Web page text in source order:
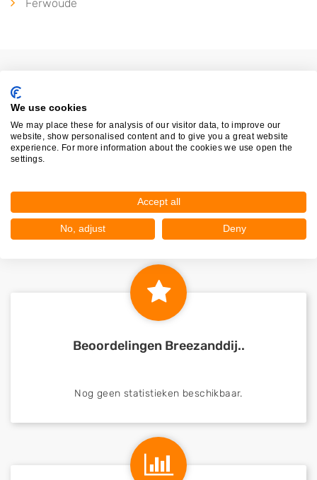
Ferwoude
Nog geen statistieken beschikbaar.
Beoordelingen Breezanddij..
Nog geen statistieken beschikbaar.
We use cookies
We may place these for analysis of our visitor data, to improve our
website, show personalised content and to give you a great website
experience. For more information about the cookies we use open the
settings.
Accept all
No, adjust Deny